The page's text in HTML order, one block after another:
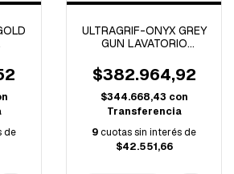
de
ULTRAGRIF-ONYX GREY
GUN LAVATORIO
-UGL1013GG02-
$382.964,92
$344.668,43 con
Transferencia
9cuotas sin interés de
$42.551,66